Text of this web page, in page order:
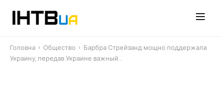
Головна › Общество › Барбра Стрейзанд мощно поддержала
Украину, передав Украине важный…